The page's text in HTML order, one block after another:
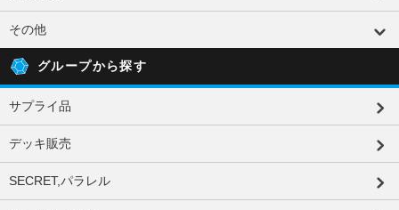
その他
グループから探す
サプライ品
デッキ販売
SECRET,パラレル